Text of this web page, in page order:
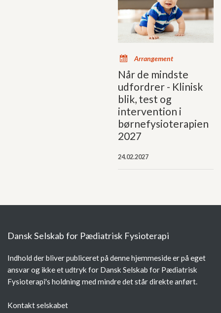
x Arrangement
Når de mindste
udfordrer - Klinisk
blik, test og
intervention i
børnefysioterapien
2027
24.02.2027
Dansk Selskab for Pædiatrisk Fysioterapi
Indhold der bliver publiceret på denne hjemmeside er på eget
ansvar og ikke et udtryk for Dansk Selskab for Pædiatrisk
Fysioterapi's holdning med mindre det står direkte anført.
Kontakt selskabet